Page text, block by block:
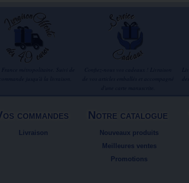
commandes
Livraison
Notre catalogue
Nouveaux produits
Meilleures ventes
Promotions